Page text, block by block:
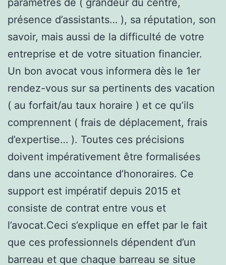
présence d’assistants… ), sa réputation, son
savoir, mais aussi de la difficulté de votre
entreprise et de votre situation financier.
Un bon avocat vous informera dès le 1er
rendez-vous sur sa pertinents des vacation
( au forfait/au taux horaire ) et ce qu’ils
comprennent ( frais de déplacement, frais
d’expertise… ). Toutes ces précisions
doivent impérativement être formalisées
dans une accointance d’honoraires. Ce
support est impératif depuis 2015 et
consiste de contrat entre vous et
l’avocat.Ceci s’explique en effet par le fait
que ces professionnels dépendent d’un
barreau et que chaque barreau se situe